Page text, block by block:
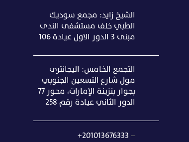
الشيخ زايد: مجمع سوديك
الطبي خلف مستشفى الندى
مبنى ٣ الدور الاول عيادة ١٠٦
التجمع الخامس: اليجانترى
مول شارع التسعين الجنوبي
بجوار بنزينة الإمارات، محور 77
الدور الثاني عيادة رقم 258
+201013676333–